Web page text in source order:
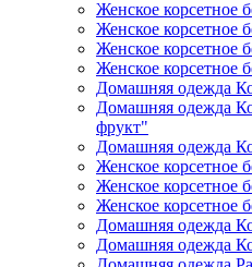
Женское корсетное
Женское корсетное
Женское корсетное
Женское корсетное
Домашняя одежда
Домашняя одежда
фрукт"
Домашняя одежда
Женское корсетное
Женское корсетное
Женское корсетное
Домашняя одежда
Домашняя одежда